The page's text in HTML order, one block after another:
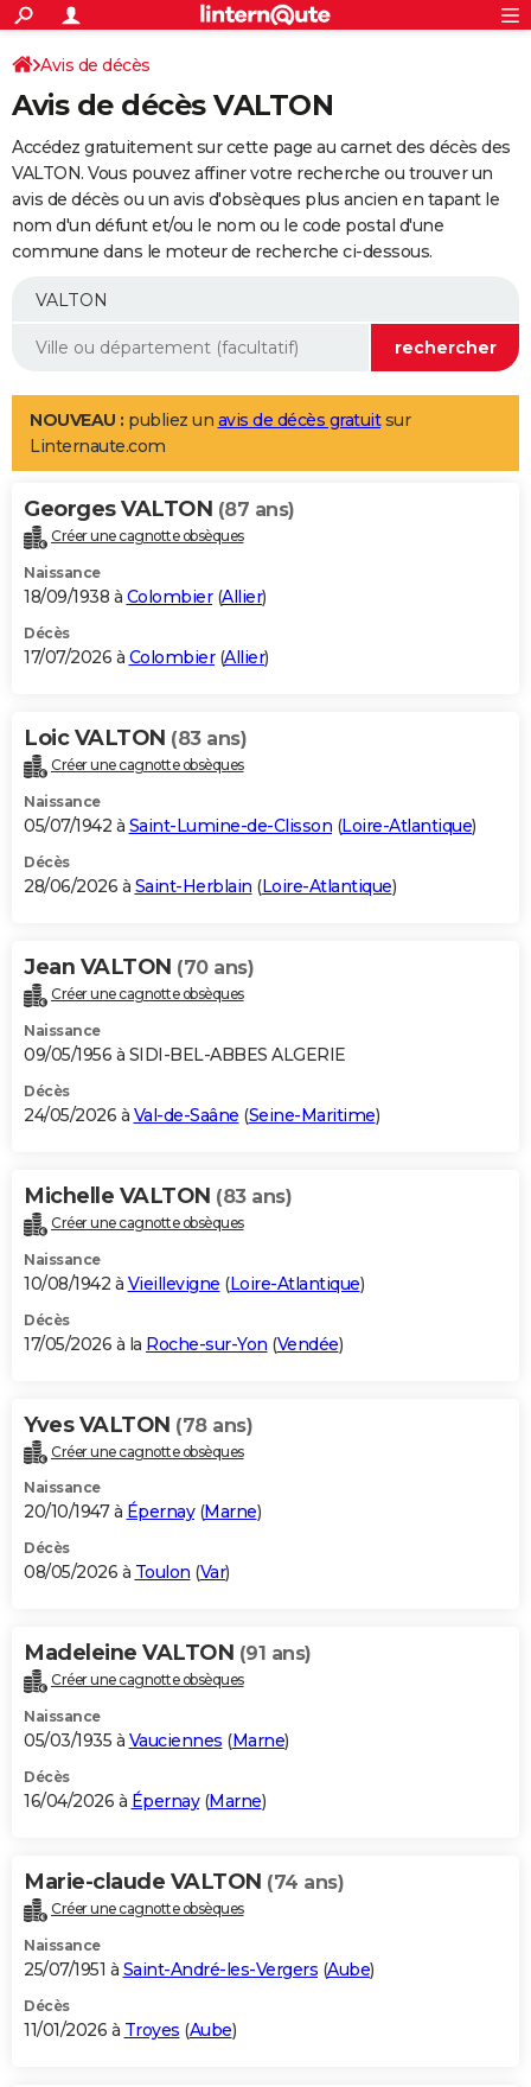
ACTUALITÉS
Politique
Société
Faits Divers
Education
Monde
Villes
+
SPORT
Coupe du monde 2026
Football
Tennis
Cyclisme
Rugby
Forum
Programme TV
TNT
Streaming
Cinéma
Sorties cinéma
Musique
+
FINANCE
Retraite
Epargne
Immobilier
Risques naturels par ville
Banque
Assurance
AUTO
Essais
Réserver un essai
Citadines
Berlines
SUV
Forum auto
+
Mobiles
Meilleur smartphone
Internet
Ordinateurs
Jeux vidéo
Guide high-tech
Aménagement intérieur
LIFESTYLE
Art de vivre
Bien-être
Loisirs
Mode
Modes de vie
Alimentation
Guide de la santé
Maladies
Médicaments
Sommeil
VOYAGE
Destinations
City break
Voyage nature
Voyage de noces
Forum
Climat
+PHOTO
GUIDES D'ACHAT
BONS PLANS
Carte de Noël
Carte Bonne année
Carte Saint-Valentin
Carte Pâques
Carte d'anniversaire
DICTIONNAIRE
Dictionnaire
Biographies
Citations
Expressions
Proverbes
PROGRAMME TV
S'inscrire
Se connecter
Lycées
Collèges
Primaires
Universités
Entreprises
Service militaire
Avis de recherche
AVIS DE DÉCÈS
Bricolage
Lifestyle
Culture
Sport
Auto
Television
Voyage
Cinema
Avis de décès
Avis de décès VALTON
Accédez gratuitement sur cette page au carnet des décès des
VALTON. Vous pouvez affiner votre recherche ou trouver un
avis de décès ou un avis d'obsèques plus ancien en tapant le
nom d'un défunt et/ou le nom ou le code postal d'une
commune dans le moteur de recherche ci-dessous.
NOUVEAU : publiez un avis de décès gratuitsur
Linternaute.com
Georges VALTON (87 ans)
Créer une cagnotte obsèques
Naissance
18/09/1938 à Colombier(Allier)
Décès
17/07/2026 à Colombier(Allier)
Loic VALTON (83 ans)
Créer une cagnotte obsèques
Naissance
05/07/1942 à Saint-Lumine-de-Clisson (Loire-Atlantique)
Décès
28/06/2026 à Saint-Herblain (Loire-Atlantique)
Jean VALTON (70 ans)
Créer une cagnotte obsèques
Naissance
09/05/1956 à SIDI-BEL-ABBES ALGERIE
Décès
24/05/2026 à Val-de-Saâne (Seine-Maritime)
Michelle VALTON (83 ans)
Créer une cagnotte obsèques
Naissance
10/08/1942 à Vieillevigne (Loire-Atlantique)
Décès
17/05/2026 à la Roche-sur-Yon (Vendée)
Yves VALTON (78 ans)
Créer une cagnotte obsèques
Naissance
20/10/1947 à Épernay(Marne)
Décès
08/05/2026 à Toulon (Var)
Madeleine VALTON (91 ans)
Créer une cagnotte obsèques
Naissance
05/03/1935 à Vauciennes (Marne)
Décès
16/04/2026 à Épernay(Marne)
Marie-claude VALTON (74 ans)
Créer une cagnotte obsèques
Naissance
25/07/1951 à Saint-André-les-Vergers (Aube)
Décès
11/01/2026 à Troyes (Aube)